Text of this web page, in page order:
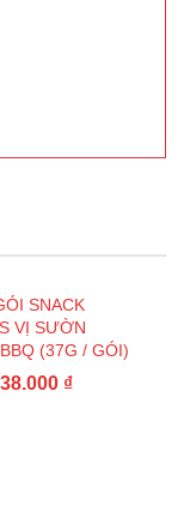
SNACK
VỊ SƯỜN
(37G / GÓI)
38.000 ₫